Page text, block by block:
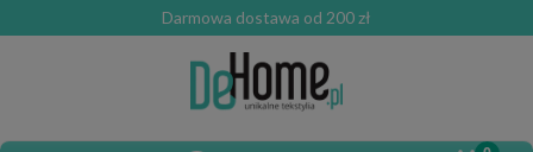
Darmowa dostawa od 200 zł